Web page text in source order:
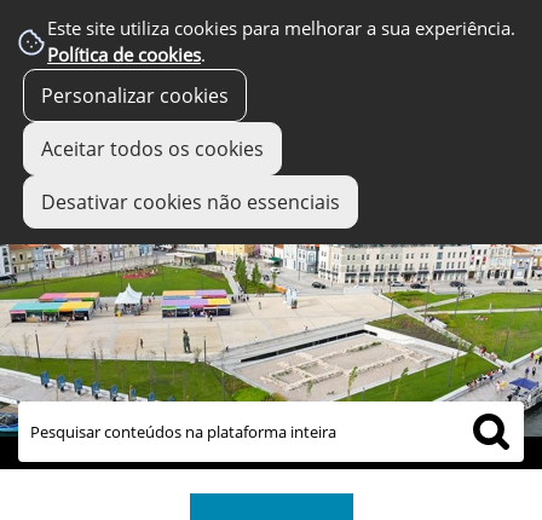
Este site utiliza cookies para melhorar a sua experiência.
Política de cookies.
Personalizar cookies
Aceitar todos os cookies
Desativar cookies não essenciais
links úteis